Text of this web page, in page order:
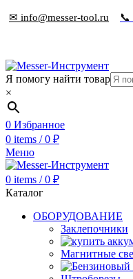
✉ info@messer-tool.ru 📞
Я помогу найти товар
×
0 Избранное
0 items / 0 ₽
Меню
0 items / 0 ₽
Каталог
ОБОРУДОВАНИЕ
Заклепочники
Магнитные